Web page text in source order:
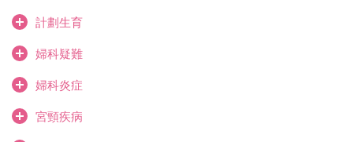
計劃生育
婦科疑難
婦科炎症
宮頸疾病